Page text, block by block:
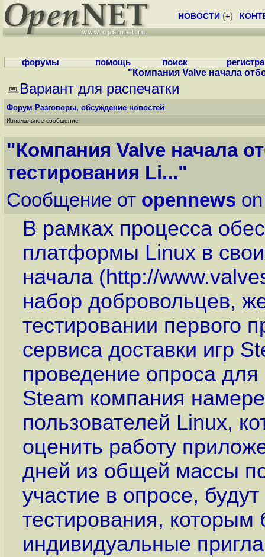
НОВОСТИ (+)
форумы помощь поиск
"Компания Valve начала
Вариант для распечатки
Форум Разговоры, обсуждение новостей
Изначальное сообщение
"Компания Valve начала
тестирования Li..."
Сообщение от opennews
В рамках процесса
платформы Linux в
начала (http://
набор добровольцев,
тестировании первого
сервиса доставки игр
проведение опроса для
Steam компания
пользователей Linux,
оценить работу
дней из общей массы
участие в опросе,
тестирования, которым
индивидуальные